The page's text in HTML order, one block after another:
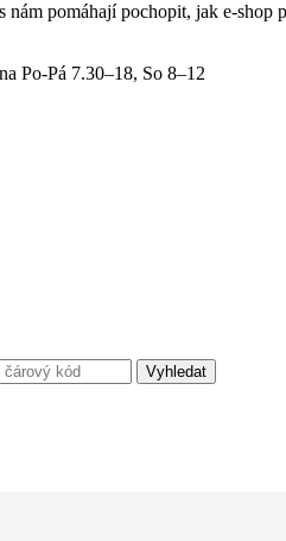
nám pomáhají pochopit, jak e-shop
Po-Pá 7.30–18, So 8–12
Vyhledat